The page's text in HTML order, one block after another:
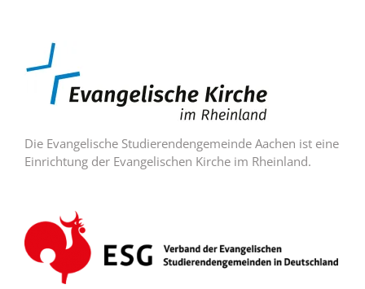
Die Evangelische Studierendengemeinde Aachen ist eine
Einrichtung der Evangelischen Kirche im Rheinland.